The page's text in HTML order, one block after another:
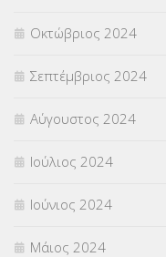
Οκτώβριος 2024
Σεπτέμβριος 2024
Αύγουστος 2024
Ιούλιος 2024
Ιούνιος 2024
Μάιος 2024